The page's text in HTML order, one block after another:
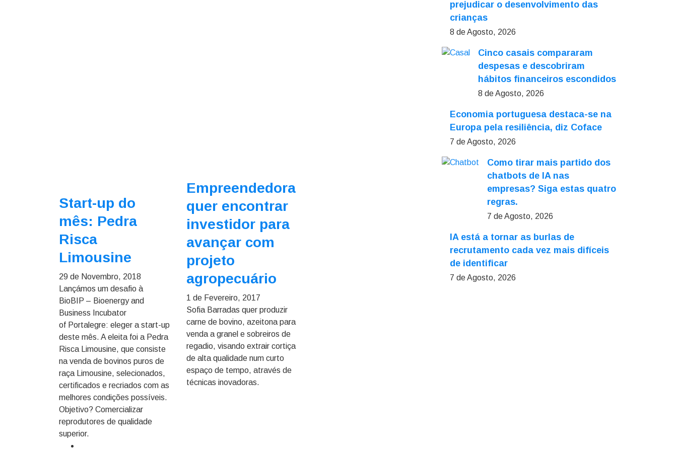
Start-up do
mês: Pedra
Risca
Limousine
29 de Novembro, 2018
Lançámos um desafio à
BioBIP – Bioenergy and
Business Incubator
of Portalegre: eleger a start-up
deste mês. A eleita foi a Pedra
Risca Limousine, que consiste
na venda de bovinos puros de
raça Limousine, selecionados,
certificados e recriados com as
melhores condições possíveis.
Objetivo? Comercializar
reprodutores de qualidade
superior.
Empreendedora
quer encontrar
investidor para
avançar com
projeto
agropecuário
1 de Fevereiro, 2017
Sofia Barradas quer produzir
carne de bovino, azeitona para
venda a granel e sobreiros de
regadio, visando extrair cortiça
de alta qualidade num curto
espaço de tempo, através de
técnicas inovadoras.
prejudicar o desenvolvimento das
crianças
8 de Agosto, 2026
Cinco casais compararam
despesas e descobriram
hábitos financeiros escondidos
8 de Agosto, 2026
Economia portuguesa destaca-se na
Europa pela resiliência, diz Coface
7 de Agosto, 2026
Como tirar mais partido dos
chatbots de IA nas
empresas? Siga estas quatro
regras.
7 de Agosto, 2026
IA está a tornar as burlas de
recrutamento cada vez mais difíceis
de identificar
7 de Agosto, 2026